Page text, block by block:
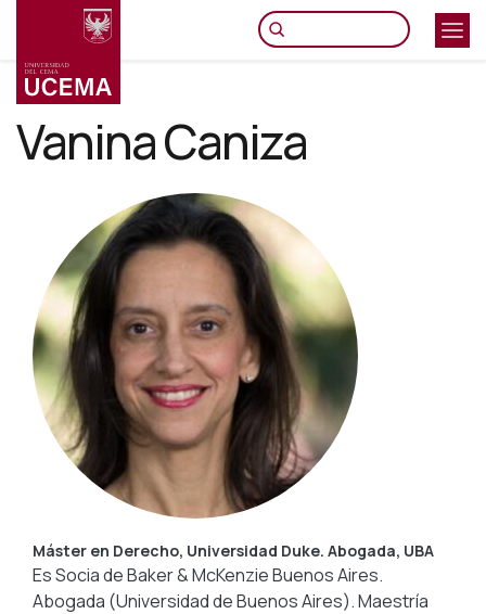
principal
Vanina Caniza
Máster en Derecho, Universidad Duke. Abogada, UBA
Es Socia de Baker & McKenzie Buenos Aires.
Abogada (Universidad de Buenos Aires). Maestría